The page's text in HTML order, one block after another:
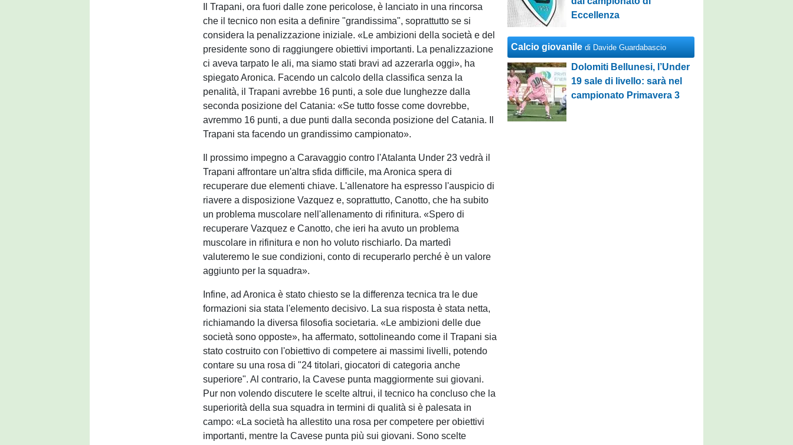
Il Trapani, ora fuori dalle zone pericolose, è lanciato in una rincorsa
che il tecnico non esita a definire "grandissima", soprattutto se si
considera la penalizzazione iniziale. «Le ambizioni della società e del
presidente sono di raggiungere obiettivi importanti. La penalizzazione
ci aveva tarpato le ali, ma siamo stati bravi ad azzerarla oggi», ha
spiegato Aronica. Facendo un calcolo della classifica senza la
penalità, il Trapani avrebbe 16 punti, a sole due lunghezze dalla
seconda posizione del Catania: «Se tutto fosse come dovrebbe,
avremmo 16 punti, a due punti dalla seconda posizione del Catania. Il
Trapani sta facendo un grandissimo campionato».
Il prossimo impegno a Caravaggio contro l'Atalanta Under 23 vedrà il
Trapani affrontare un'altra sfida difficile, ma Aronica spera di
recuperare due elementi chiave. L'allenatore ha espresso l'auspicio di
riavere a disposizione Vazquez e, soprattutto, Canotto, che ha subito
un problema muscolare nell'allenamento di rifinitura. «Spero di
recuperare Vazquez e Canotto, che ieri ha avuto un problema
muscolare in rifinitura e non ho voluto rischiarlo. Da martedì
valuteremo le sue condizioni, conto di recuperarlo perché è un valore
aggiunto per la squadra».
Infine, ad Aronica è stato chiesto se la differenza tecnica tra le due
formazioni sia stata l'elemento decisivo. La sua risposta è stata netta,
richiamando la diversa filosofia societaria. «Le ambizioni delle due
società sono opposte», ha affermato, sottolineando come il Trapani sia
stato costruito con l'obiettivo di competere ai massimi livelli, potendo
contare su una rosa di "24 titolari, giocatori di categoria anche
superiore". Al contrario, la Cavese punta maggiormente sui giovani.
Pur non volendo discutere le scelte altrui, il tecnico ha concluso che la
superiorità della sua squadra in termini di qualità si è palesata in
campo: «La società ha allestito una rosa per competere per obiettivi
importanti, mentre la Cavese punta più sui giovani. Sono scelte
Eccellenza
Calcio giovanile di Davide Guardabascio
Dolomiti Bellunesi, l’Under
19 sale di livello: sarà nel
campionato Primavera 3